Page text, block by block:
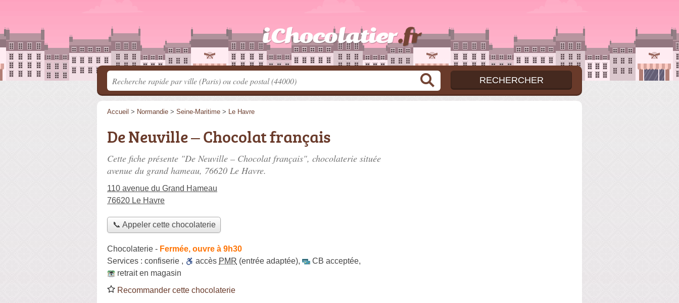
Accueil > Normandie > Seine-Maritime > Le Havre
De Neuville – Chocolat français
Cette fiche présente "De Neuville – Chocolat français", chocolaterie située
avenue du grand hameau, 76620 Le Havre.
110 avenue du Grand Hameau
76620 Le Havre
📞 Appeler cette chocolaterie
Chocolaterie - Fermée, ouvre à 9h30
Services : confiserie , accès PMR (entrée adaptée), CB acceptée,
retrait en magasin
Recommander cette chocolaterie